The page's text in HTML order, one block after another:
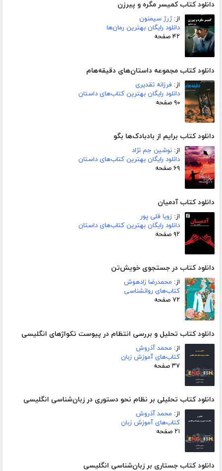
دانلود کتاب کمیسر مگره و پیرزن
از:ژرژ سیمنون
دانلود رایگان بهترین رمان‌ها
۴۲ صفحه
دانلود کتاب مجموعه داستان‌های دقیقه‌هام
از: فرزانه تقدیری
دانلود رایگان بهترین کتاب‌های داستان
۹۰ صفحه
دانلود کتاب برایم از بادبادک‌ها بگو
از: نوشین جم نژاد
دانلود رایگان بهترین کتاب‌های داستان
۶۹ صفحه
دانلود کتاب آدمیان
از: زویا قلی پور
دانلود رایگان بهترین کتاب‌های داستان
۹۲ صفحه
دانلود کتاب در جستجوی خویش‌تن
از: محمدرضا زادهوش
کتاب‌های روانشناسی
۷۲ صفحه
دانلود کتاب تحلیل و بررسی انتظام در پیوست تکواژهای انگلیسی
از: محمد آذروش
کتاب‌های آموزش زبان
۳۷ صفحه
دانلود کتاب تحلیلی بر نظام نحو دستوری در زبان‌شناسی انگلیسی
از: محمد آذروش
کتاب‌های آموزش زبان
۲۱ صفحه
دانلود کتاب جستاری بر زبان‌شناسی انگلیسی